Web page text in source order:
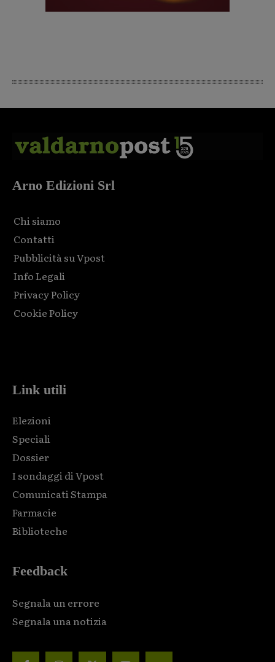
Arno Edizioni Srl
Chi siamo
Contatti
Pubblicità su Vpost
Info Legali
Privacy Policy
Cookie Policy
Link utili
Elezioni
Speciali
Dossier
I sondaggi di Vpost
Comunicati Stampa
Farmacie
Biblioteche
Feedback
Segnala un errore
Segnala una notizia